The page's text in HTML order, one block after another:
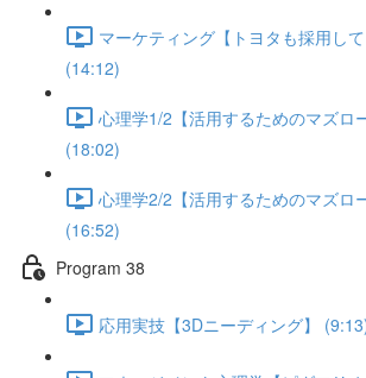
マーケティング【トヨタも採用して
(14:12)
心理学1/2【活用するためのマズロ
(18:02)
心理学2/2【活用するためのマズロ
(16:52)
Program 38
応用実技【3Dニーディング】